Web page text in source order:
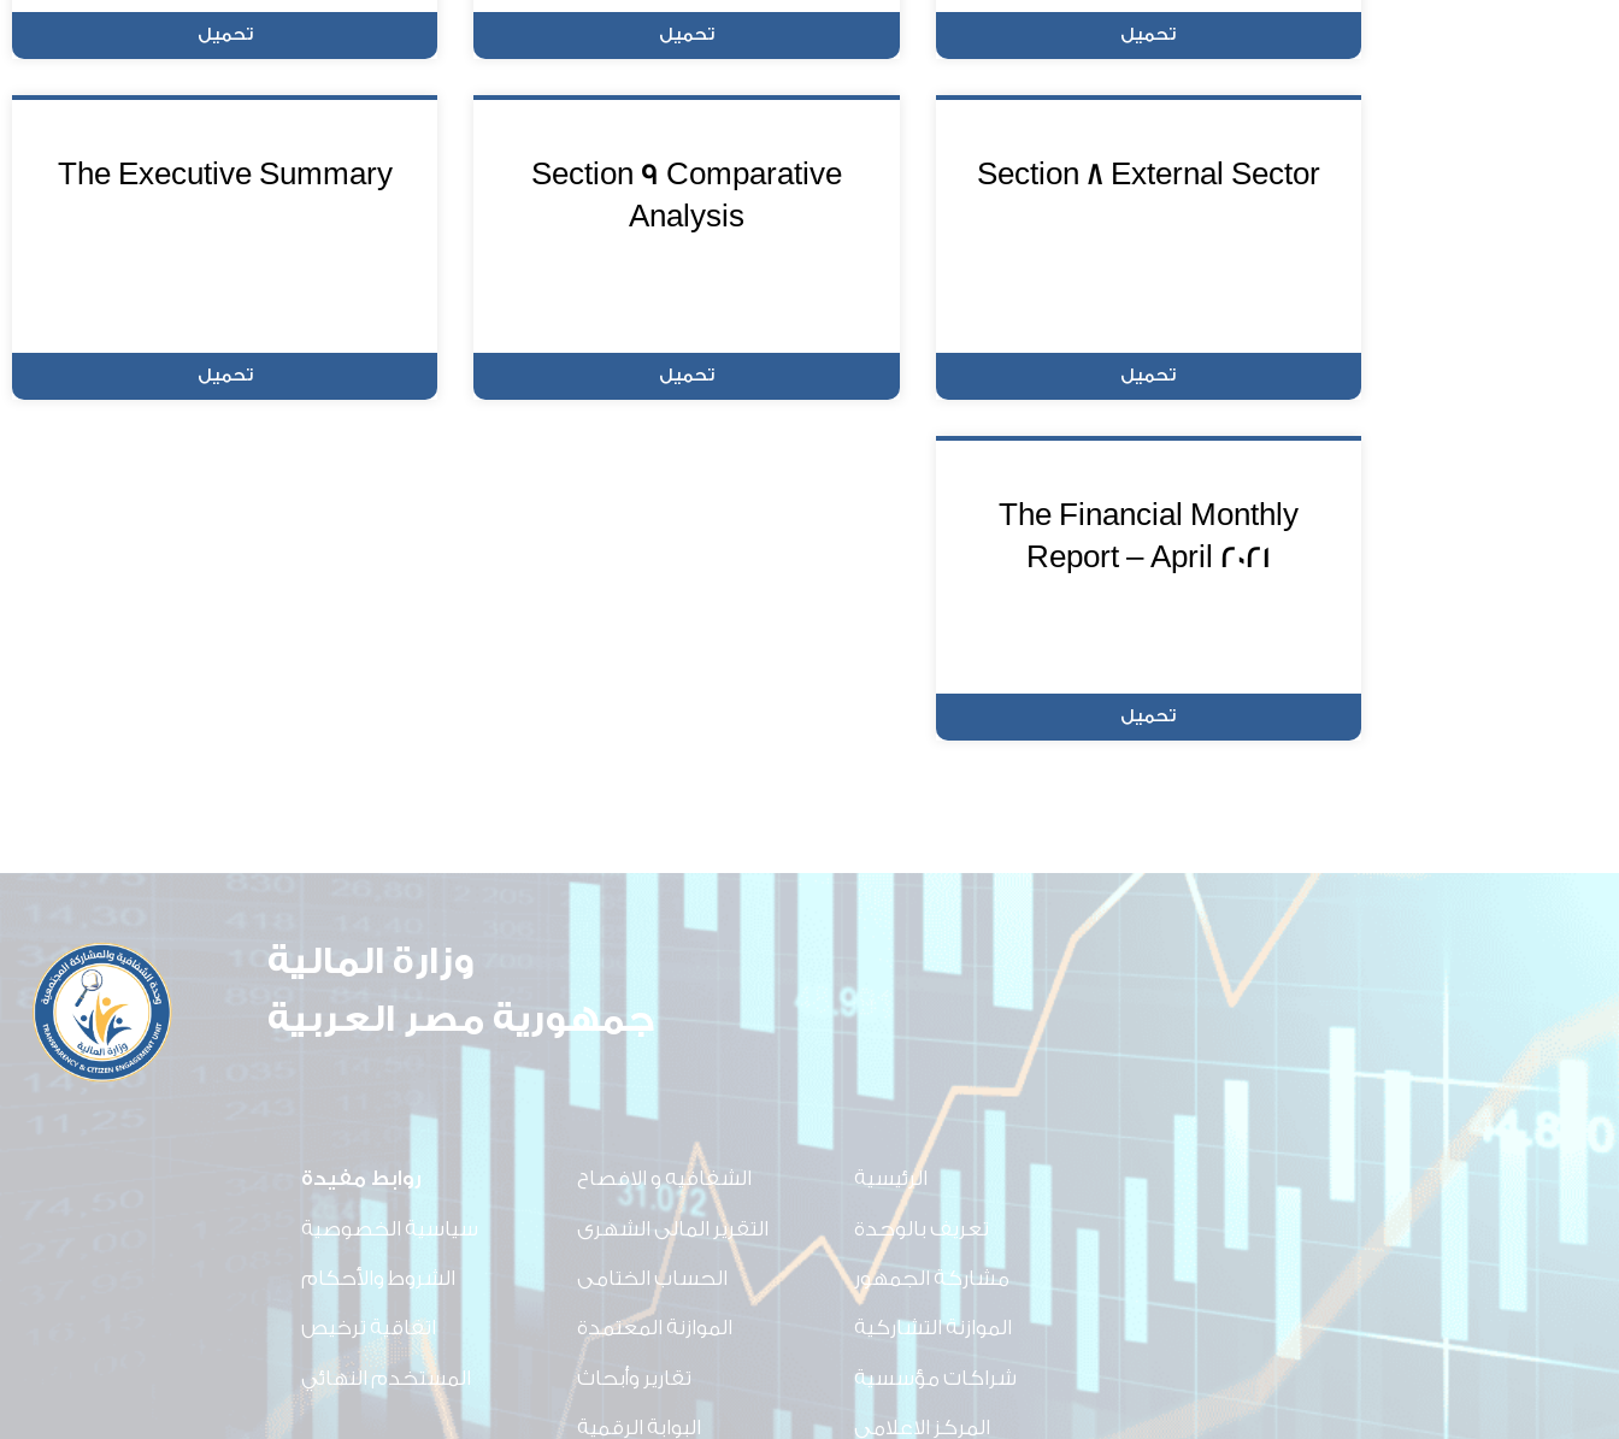
تحميل تحميل تحميل
Section 8 External Sector
تحميل
Section 9 Comparative
Analysis
تحميل
The Executive Summary
تحميل
The Financial Monthly
Report – April 2021
تحميل
وزارة المالية
جمهورية مصر العربية
روابط مفيدة
سياسية الخصوصية
الشروط والأحكام
اتفاقية ترخيص
المستخدم النهائي
الشفافيه و الافصاح
التقرير المالى الشهرى
الحساب الختامى
الموازنة المعتمدة
تقارير وأبحاث
البوابة الرقمية
الرئيسية
تعريف بالوحدة
مشاركة الجمهور
الموازنة التشاركية
شراكات مؤسسية
المركز الاعلامي